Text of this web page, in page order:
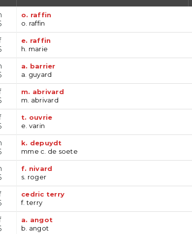
o. raffin
o. raffin
e. raffin
h. marie
a. barrier
a. guyard
m. abrivard
m. abrivard
t. ouvrie
e. varin
k. depuydt
mme c. de soete
f. nivard
s. roger
cedric terry
f. terry
a. angot
b. angot